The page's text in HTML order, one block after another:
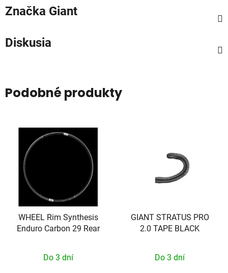
Značka Giant
Diskusia
Podobné produkty
WHEEL Rim Synthesis
Enduro Carbon 29 Rear
Do 3 dní
GIANT STRATUS PRO
2.0 TAPE BLACK
Do 3 dní